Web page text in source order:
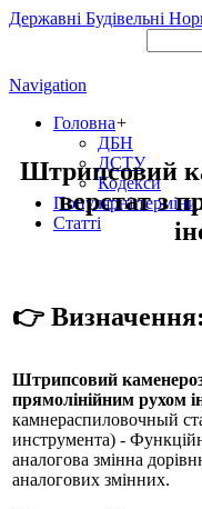
Державні Будівельні
Navigation
Головна+
ДБН
ДСТУ
Кодекси
Популярні терміни
Статті
Штрипсовий
верстат з
👉 Визначення:
Штрипсовий
прямолінійним рухом
камнераспиловочный
инструмента) -
аналогова змінна
аналогових змінних.